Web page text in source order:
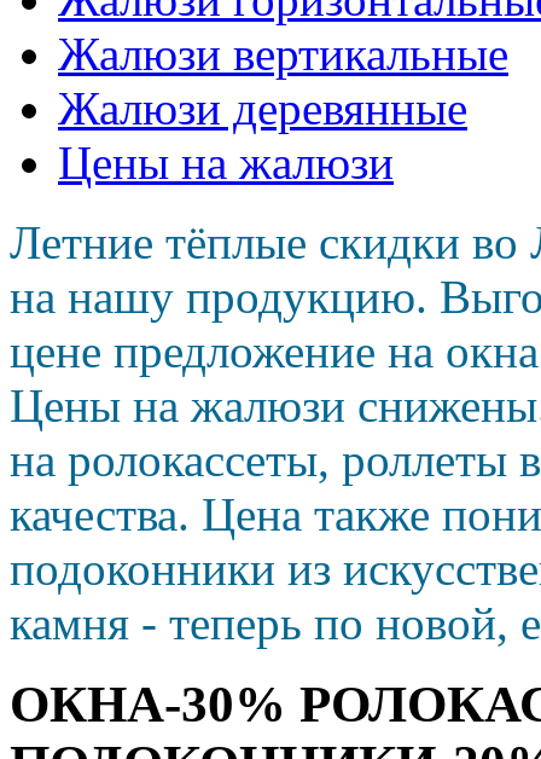
Жалюзи вертикальные
Жалюзи деревянные
Цены на жалюзи
Летние тёплые скидки во
на нашу продукцию.
цене предложение на
Цены на жалюзи
на ролокассеты, роллеты
качества. Цена также
подоконники из
камня - теперь по новой,
ОКНА-30%